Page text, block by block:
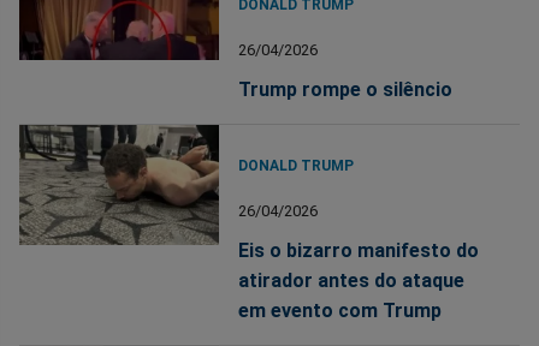
DONALD TRUMP
26/04/2026
Trump rompe o silêncio
DONALD TRUMP
26/04/2026
Eis o bizarro manifesto do
atirador antes do ataque
em evento com Trump